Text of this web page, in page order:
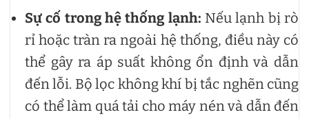
Sự cố trong hệ thống lạnh: Nếu lạnh bị rò
rỉ hoặc tràn ra ngoài hệ thống, điều này có
thể gây ra áp suất không ổn định và dẫn
đến lỗi. Bộ lọc không khí bị tắc nghẽn cũng
có thể làm quá tải cho máy nén và dẫn đến